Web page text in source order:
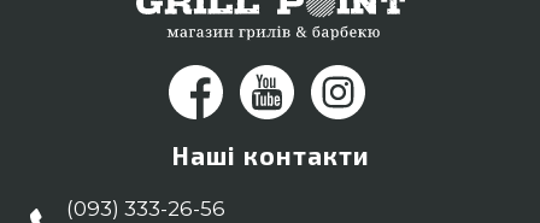
Наші контакти
(093) 333-26-56